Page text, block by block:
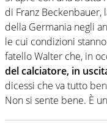
competenza,
prevalentemente
di Franz Beckenbauer,
della Germania negli
le cui condizioni
fatello Walter che, in
del calciatore, in
dicessi che va tutto
Non si sente bene. È